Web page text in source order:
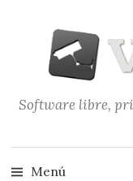
contenido
Software libre,
Menú